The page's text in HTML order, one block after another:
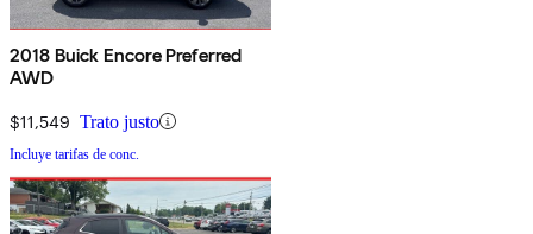
2018 Buick Encore Preferred
AWD
$11,549 Trato justo
Incluye tarifas de conc.